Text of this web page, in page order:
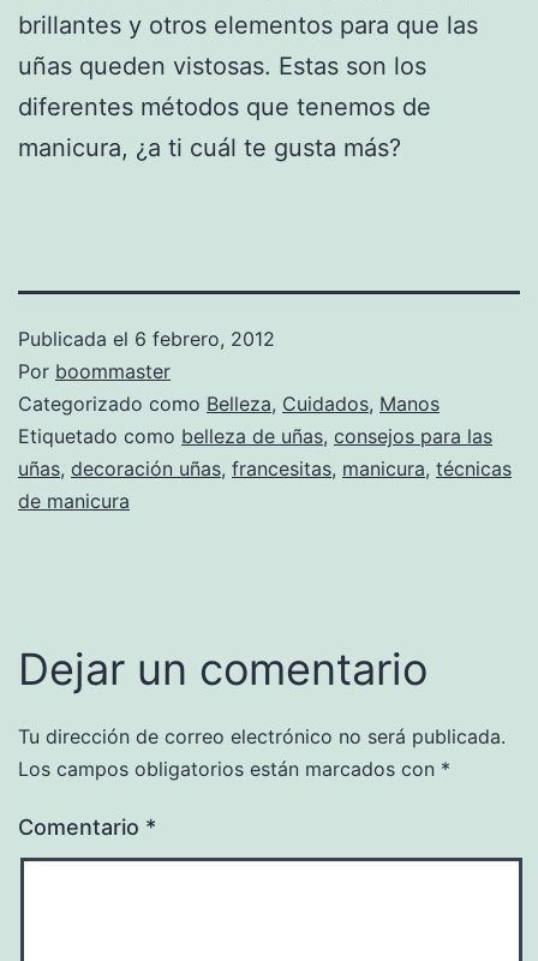
brillantes y otros elementos para que las
uñas queden vistosas. Estas son los
diferentes métodos que tenemos de
manicura, ¿a ti cuál te gusta más?
Publicada el 6 febrero, 2012
Por boommaster
Categorizado como Belleza, Cuidados, Manos
Etiquetado como belleza de uñas, consejos para las
uñas, decoración uñas, francesitas, manicura, técnicas
de manicura
Dejar un comentario
Tu dirección de correo electrónico no será publicada.
Los campos obligatorios están marcados con *
Comentario *